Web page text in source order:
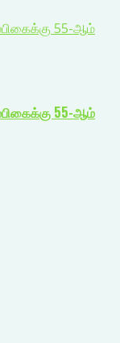
55-ஆம்
55-ஆம்